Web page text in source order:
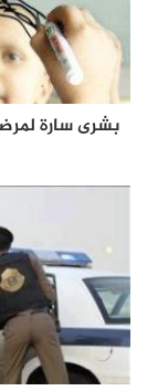
بشرى سارة